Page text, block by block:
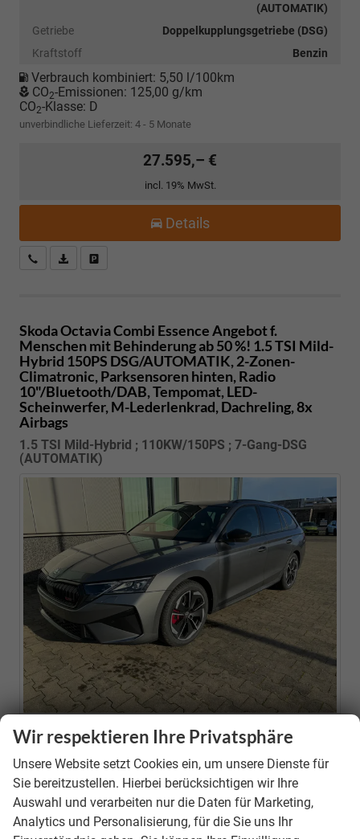
(AUTOMATIK)
Getriebe
Doppelkupplungsgetriebe (DSG)
Kraftstoff
Benzin
Verbrauch kombiniert: 5,50 l/100km
CO2-Emissionen: 125,00 g/km
CO2-Klasse: D
unverbindliche Lieferzeit: 4 - 5 Monate
27.595,– €
incl. 19% MwSt.
Details
Kostenloser Rückruf-Service
PDF-Datei, Fahrzeugexposé drucken
Skoda Octavia Combi Essence Angebot f.
Menschen mit Behinderung ab 50 %! 1.5 TSI Mild-
Hybrid 150PS DSG/AUTOMATIK, 2-Zonen-
Climatronic, Parksensoren hinten, Radio
10"/Bluetooth/DAB, Tempomat, LED-
Scheinwerfer, M-Lederlenkrad, Dachreling, 8x
Airbags
1.5 TSI Mild-Hybrid ; 110KW/150PS ; 7-Gang-DSG
(AUTOMATIK)
Neuwagen
Fahrzeugnr.
39646
Motor
1.5 TSI Mild-Hybrid ; 110KW/150PS ; 7-Gang-DSG
(AUTOMATIK)
Getriebe
Doppelkupplungsgetriebe (DSG)
Wir respektieren Ihre Privatsphäre
Unsere Website setzt Cookies ein, um unsere Dienste für
Sie bereitzustellen. Hierbei berücksichtigen wir Ihre
Auswahl und verarbeiten nur die Daten für Marketing,
Analytics und Personalisierung, für die Sie uns Ihr